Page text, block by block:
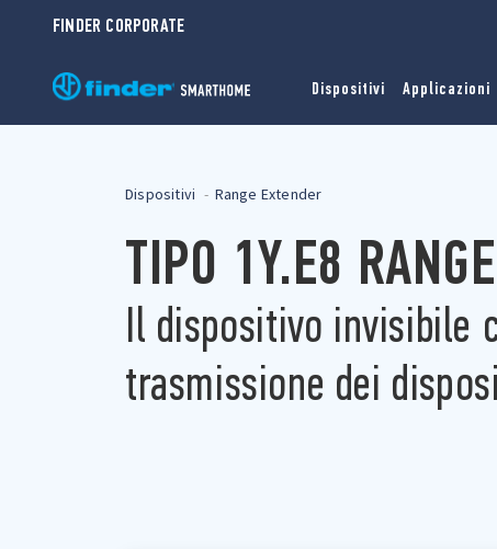
FINDER CORPORATE
Dispositivi Applicazioni
Dispositivi Range Extender
TIPO 1Y.E8
Il dispositivo invisibile
trasmissione dei